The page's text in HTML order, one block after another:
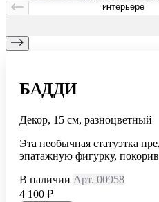
интерьере
БАДДИ
Декор, 15 см, разноцветный
Эта необычная статуэтка
эпатажную фигурку,
В наличии Арт. 00958
4 100 ₽